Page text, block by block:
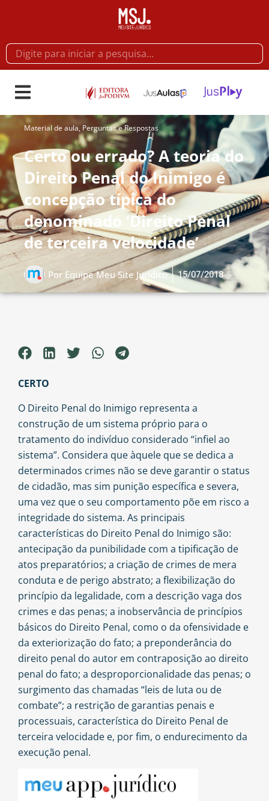
Material de aula, Perguntas e Respostas
Certo ou errado? A teoria do
Direito Penal do Inimigo é
concepção típica do
denominado ‘Direito Penal
de terceira velocidade’
Por Equipe Meu Site Jurídico 15/07/2018
CERTO
O Direito Penal do Inimigo representa a
construção de um sistema próprio para o
tratamento do indivíduo considerado “infiel ao
sistema”. Considera que àquele que se dedica a
determinados crimes não se deve garantir o status
de cidadão, mas sim punição específica e severa,
uma vez que o seu comportamento põe em risco a
integridade do sistema. As principais
características do Direito Penal do Inimigo são:
antecipação da punibilidade com a tipificação de
atos preparatórios; a criação de crimes de mera
conduta e de perigo abstrato; a flexibilização do
princípio da legalidade, com a descrição vaga dos
crimes e das penas; a inobservância de princípios
básicos do Direito Penal, como o da ofensividade e
da exteriorização do fato; a preponderância do
direito penal do autor em contraposição ao direito
penal do fato; a desproporcionalidade das penas; o
surgimento das chamadas “leis de luta ou de
combate”; a restrição de garantias penais e
processuais, característica do Direito Penal de
terceira velocidade e, por fim, o endurecimento da
execução penal.